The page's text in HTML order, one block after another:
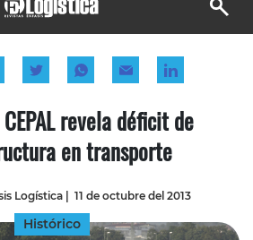
revela déficit de
en transporte
Logística| 11 de octubre del 2013
Histórico